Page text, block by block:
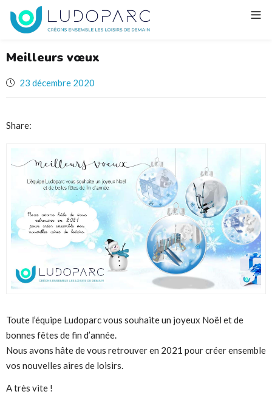
Meilleurs vœux
23 décembre 2020
Share:
Toute l’équipe Ludoparc vous souhaite un joyeux Noël et de
bonnes fêtes de fin d’année.
Nous avons hâte de vous retrouver en 2021 pour créer ensemble
vos nouvelles aires de loisirs.
A très vite !